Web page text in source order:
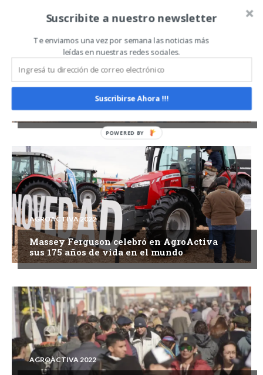
Valtra exhibió su potencial en
AgroActiva 2022
AGROACTIVA 2022
Massey Ferguson celebró en AgroActiva
sus 175 años de vida en el mundo
AGROACTIVA 2022
Suscribite a nuestro newsletter
Te enviamos una vez por semana las noticias más
leídas en nuestras redes sociales.
Suscribirse Ahora !!!